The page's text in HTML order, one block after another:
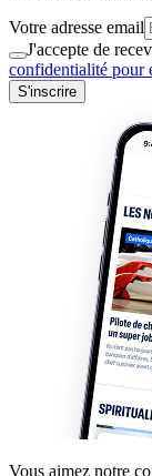
Votre adresse email
J'accepte de
confidentialité pour
S'inscrire
Vous aimez notre